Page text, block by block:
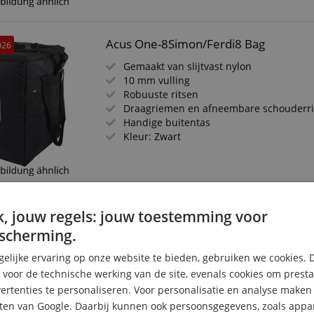
Acus One-8Simon/Ferdi8 Bag
Gemaakt van slijtvast nylon
10 mm vulling
Robuuste ritsen
Draagriemen en afneembare
Handige buitentas
Kleur: Zwart
Acus One 5 Bag
Robuuste ritsen
Draagriemen en afneembare
Handig buitenvak
Kleur: zwart
jouw regels: jouw toestemming voor
ervaring op onze website te bieden, gebruiken we cookies.
de technische werking van de site, evenals cookies om
te personaliseren. Voor personalisatie en analyse
van Google. Daarbij kunnen ook persoonsgegevens, zoals